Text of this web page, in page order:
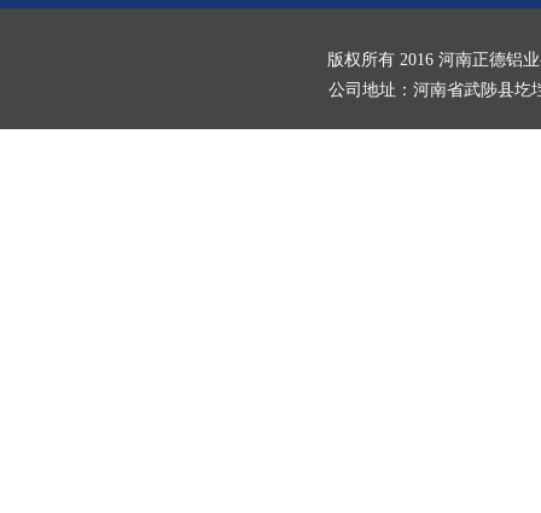
版权所有 2016 河南正德铝
公司地址：河南省武陟县圪